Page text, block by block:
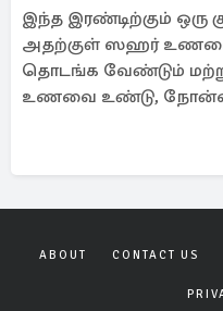
இந்த இரண்டிற்கும் ஒரு
அதற்குள் ஸஹர் உணவை
தொடங்க வேண்டும்
உணவை உண்டு,
ABOUT CONTACT US